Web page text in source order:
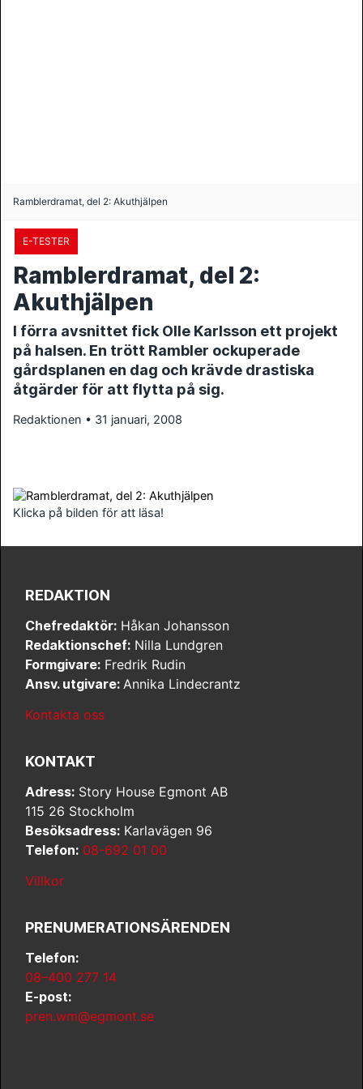
Ramblerdramat, del 2: Akuthjälpen
E-TESTER
Ramblerdramat, del 2:
Akuthjälpen
I förra avsnittet fick Olle Karlsson ett projekt
på halsen. En trött Rambler ockuperade
gårdsplanen en dag och krävde drastiska
åtgärder för att flytta på sig.
Redaktionen • 31 januari, 2008
Klicka på bilden för att läsa!
REDAKTION
Chefredaktör: Håkan Johansson
Redaktionschef: Nilla Lundgren
Formgivare: Fredrik Rudin
Ansv. utgivare: Annika Lindecrantz
Kontakta oss
KONTAKT
Adress: Story House Egmont AB
115 26 Stockholm
Besöksadress: Karlavägen 96
Telefon: 08-692 01 00
Villkor
PRENUMERATIONSÄRENDEN
Telefon:
08–400 277 14
E-post:
pren.wm@egmont.se